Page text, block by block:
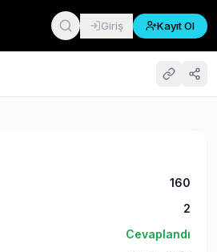
Giriş Kayıt Ol
160
2
Cevaplandı